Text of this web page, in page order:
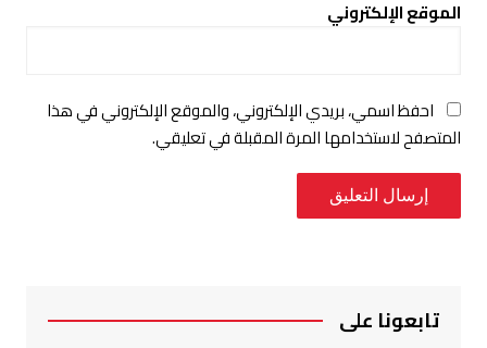
الموقع الإلكتروني
احفظ اسمي، بريدي الإلكتروني، والموقع الإلكتروني في هذا
المتصفح لاستخدامها المرة المقبلة في تعليقي.
تابعونا على